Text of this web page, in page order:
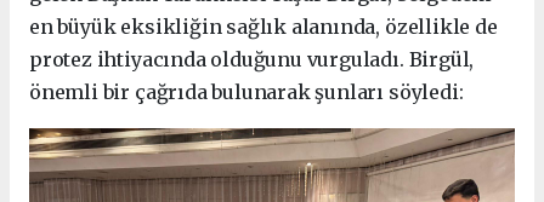
en büyük eksikliğin sağlık alanında, özellikle de
protez ihtiyacında olduğunu vurguladı. Birgül,
önemli bir çağrıda bulunarak şunları söyledi: